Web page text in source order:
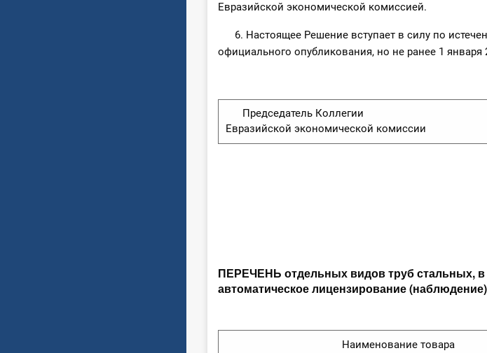
Евразийской экономической комиссией.
6. Настоящее Решение вступает в силу по
официального опубликования, но не ранее 1 января
Председатель Коллегии
Евразийской экономической комиссии
ПЕРЕЧЕНЬ отдельных видов труб стальных,
автоматическое лицензирование
Наименование товара